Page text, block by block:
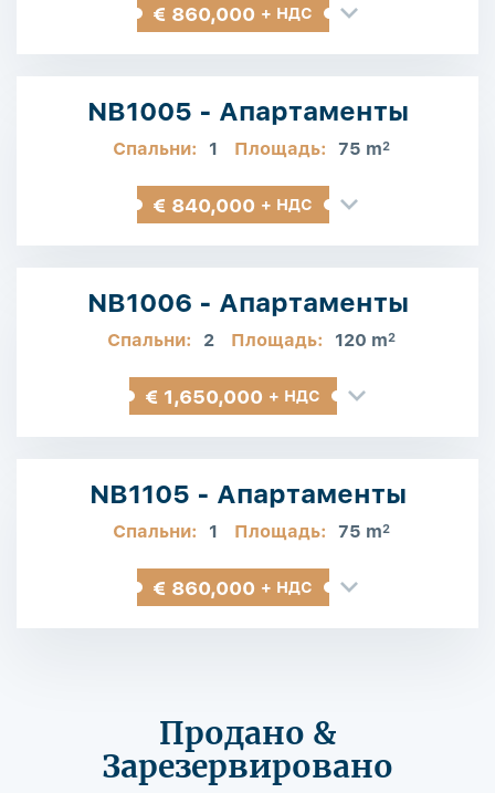
€ 860,000 + НДС
NB1005 - Апартаменты
Спальни: 1 Площадь: 75 m2
€ 840,000 + НДС
NB1006 - Апартаменты
Спальни: 2 Площадь: 120 m2
€ 1,650,000 + НДС
NB1105 - Апартаменты
Спальни: 1 Площадь: 75 m2
€ 860,000 + НДС
Продано &
Зарезервировано